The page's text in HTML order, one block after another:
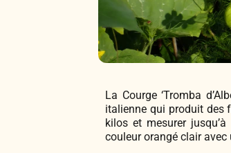
La Courge ‘Tromba
italienne qui produit des
kilos et mesurer
couleur orangé clair